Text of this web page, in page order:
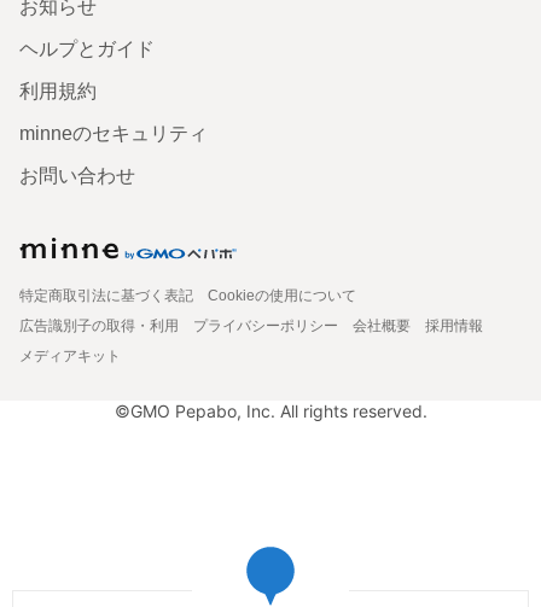
お知らせ
ヘルプとガイド
利用規約
minneのセキュリティ
お問い合わせ
特定商取引法に基づく表記
Cookieの使用について
広告識別子の取得・利用
プライバシーポリシー 会社概要
採用情報
メディアキット
©GMO Pepabo, Inc. All rights reserved.